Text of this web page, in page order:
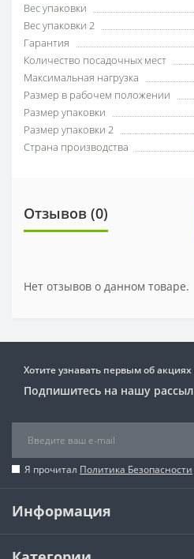
Вес упаковки
Вес упаковки 2
Гарантия
Количество посадочных мест
Максимальная нагрузка
Размер в рабочем положении
Размер упаковки
Размер упаковки 2
Страна производства
Отзывов (0)
Нет отзывов о данном товаре.
Хотите узнавать первым об акциях
Подпишитесь на нашу
Я прочитал Политика Безопасности
Информация